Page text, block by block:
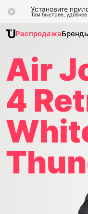
Установите
Там быстрее,
Распродажа
Air
4